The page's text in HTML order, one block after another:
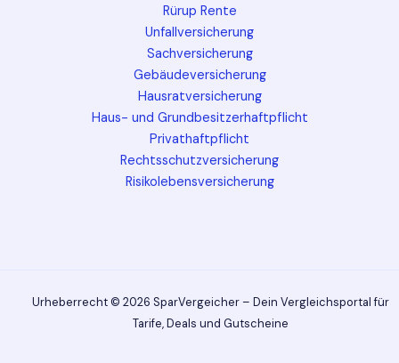
Rürup Rente
Unfallversicherung
Sachversicherung
Gebäudeversicherung
Hausratversicherung
Haus- und Grundbesitzerhaftpflicht
Privathaftpflicht
Rechtsschutzversicherung
Risikolebensversicherung
Urheberrecht © 2026 SparVergeicher – Dein Vergleichsportal für
Tarife, Deals und Gutscheine